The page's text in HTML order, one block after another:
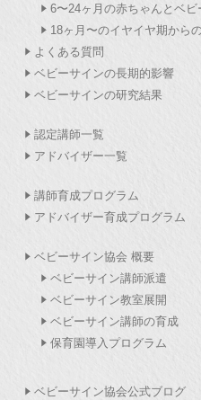
6〜24ヶ月の赤ちゃんとベビ
18ヶ月〜のイヤイヤ期から
よくある質問
ベビーサインの長期的影響
ベビーサインの研究結果
認定講師一覧
アドバイザー一覧
講師育成プログラム
アドバイザー育成プログラム
ベビーサイン協会 概要
ベビーサイン講師派遣
ベビーサイン教室展開
ベビーサイン講師の育成
保育園導入プログラム
ベビーサイン協会公式ブログ